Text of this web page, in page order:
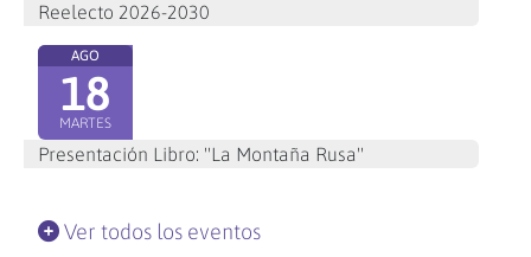
Reelecto 2026-2030
AGO
18
MARTES
Presentación Libro: "La Montaña Rusa"
Ver todos los eventos